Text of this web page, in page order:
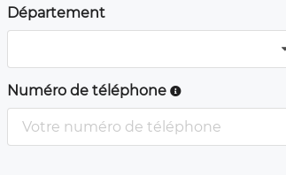
Département
Numéro de téléphone